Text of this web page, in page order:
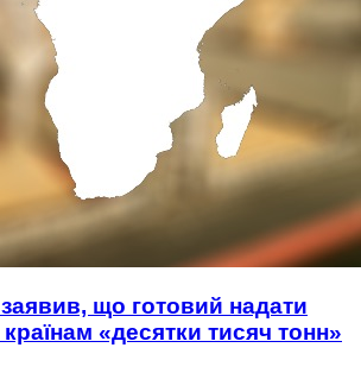
заявив, що готовий надати
«десятки тисяч тонн»